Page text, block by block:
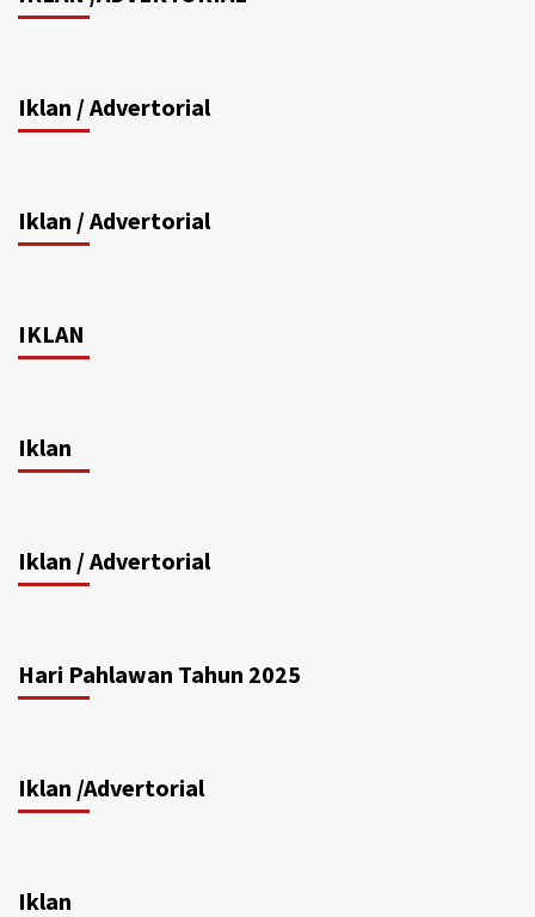
Iklan / Advertorial
Iklan / Advertorial
IKLAN
Iklan
Iklan / Advertorial
Hari Pahlawan Tahun 2025
Iklan /Advertorial
Iklan